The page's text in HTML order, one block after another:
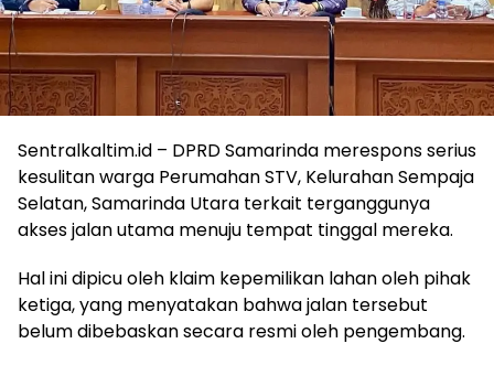
Sentralkaltim.id – DPRD Samarinda merespons serius
kesulitan warga Perumahan STV, Kelurahan Sempaja
Selatan, Samarinda Utara terkait terganggunya
akses jalan utama menuju tempat tinggal mereka.
Hal ini dipicu oleh klaim kepemilikan lahan oleh pihak
ketiga, yang menyatakan bahwa jalan tersebut
belum dibebaskan secara resmi oleh pengembang.